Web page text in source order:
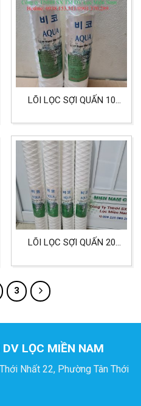
LÕI LỌC SỢI QUẤN 10
AQUA LỌC HÓA CHẤT
XI MẠ
LÕI LỌC SỢI QUẤN 20
CHO LỌC NƯỚC, HÓA
CHẤT CÔNG NGHIỆP VÀ
3
LỌC MIỀN NAM
Nhất 22, Phường Tân Thới